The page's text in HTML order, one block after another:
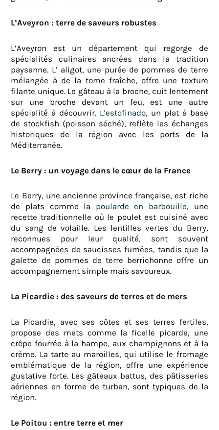
L’Aveyron : terre de saveurs robustes
L’Aveyron est un département qui regorge de
spécialités culinaires ancrées dans la tradition
paysanne. L’ aligot, une purée de pommes de terre
mélangée à de la tome fraîche, offre une texture
filante unique. Le gâteau à la broche, cuit lentement
sur une broche devant un feu, est une autre
spécialité à découvrir. L’estofinado, un plat à base
de stockfish (poisson séché), reflète les échanges
historiques de la région avec les ports de la
Méditerranée.
Le Berry : un voyage dans le cœur de la France
Le Berry, une ancienne province française, est riche
de plats comme la poularde en barbouille, une
recette traditionnelle où le poulet est cuisiné avec
du sang de volaille. Les lentilles vertes du Berry,
reconnues pour leur qualité, sont souvent
accompagnées de saucisses fumées, tandis que la
galette de pommes de terre berrichonne offre un
accompagnement simple mais savoureux.
La Picardie : des saveurs de terres et de mers
La Picardie, avec ses côtes et ses terres fertiles,
propose des mets comme la ficelle picarde, une
crêpe fourrée à la hampe, aux champignons et à la
crème. La tarte au maroilles, qui utilise le fromage
emblématique de la région, offre une expérience
gustative forte. Les gâteaux battus, des pâtisseries
aériennes en forme de turban, sont typiques de la
région.
Le Poitou : entre terre et mer